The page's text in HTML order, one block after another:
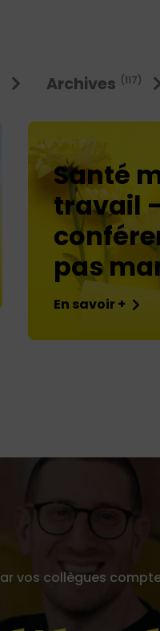
Archives (117)
Santé
travail
pas
En savoir +
vos collègues